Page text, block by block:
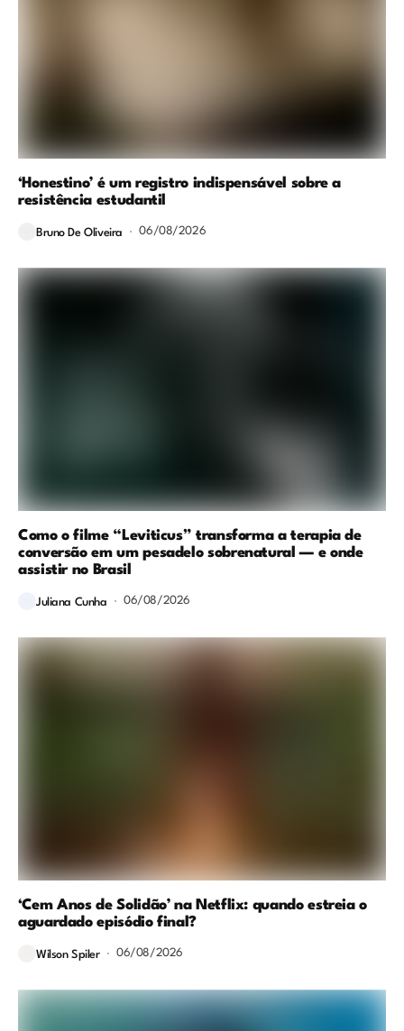
‘Honestino’ é um registro indispensável sobre a
resistência estudantil
Bruno De Oliveira 06/08/2026
Como o filme “Leviticus” transforma a terapia de
conversão em um pesadelo sobrenatural — e onde
assistir no Brasil
Juliana Cunha 06/08/2026
‘Cem Anos de Solidão’ na Netflix: quando estreia o
aguardado episódio final?
Wilson Spiler 06/08/2026